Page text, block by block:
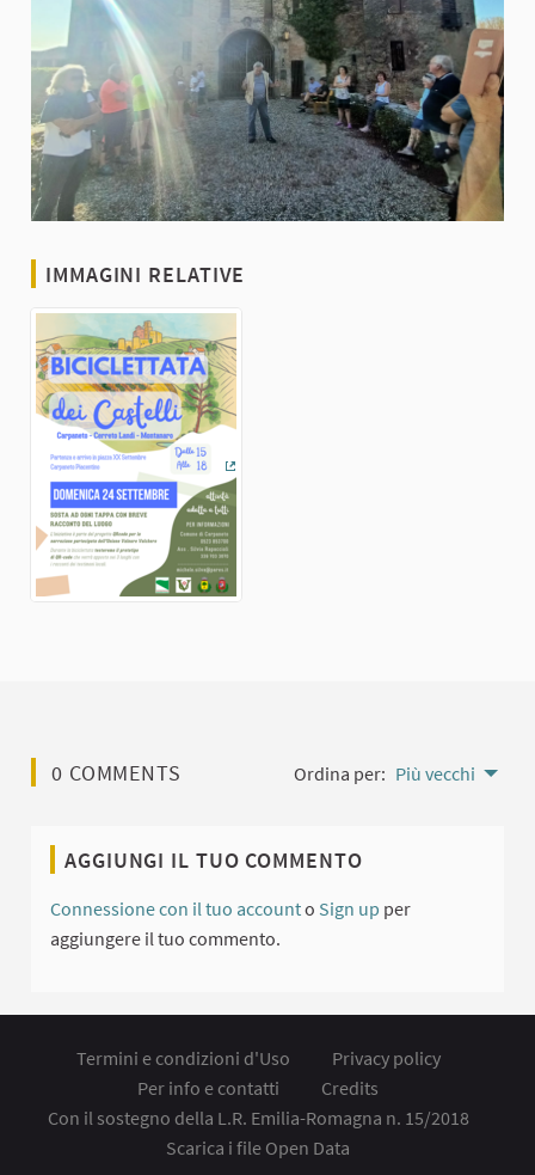
IMMAGINI RELATIVE
(Collegamento esterno)
0 COMMENTS Ordina per: Più vecchi
AGGIUNGI IL TUO COMMENTO
Connessione con il tuo accounto Sign up per
aggiungere il tuo commento.
Termini e condizioni d'Uso
Privacy policy
Per info e contatti
Credits
Con il sostegno della L.R. Emilia-Romagna n. 15/2018
Scarica i file Open Data